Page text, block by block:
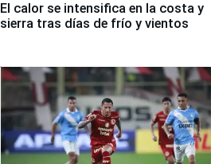
El calor se intensifica en la costa y
sierra tras días de frío y vientos